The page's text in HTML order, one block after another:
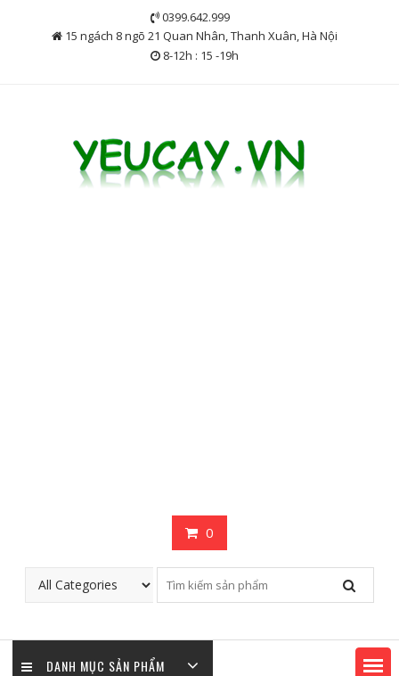
0399.642.999
15 ngách 8 ngõ 21 Quan Nhân, Thanh Xuân, Hà Nội
8-12h : 15 -19h
0
DANH MỤC SẢN PHẨM